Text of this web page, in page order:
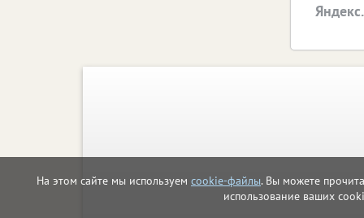
На этом сайте мы используем cookie-файлы. Вы можете
использование ваших